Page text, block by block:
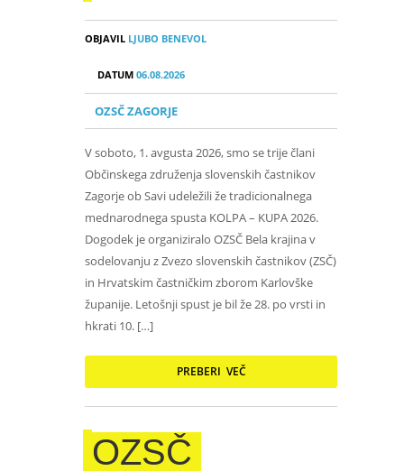
OBJAVIL LJUBO BENEVOL
DATUM 06.08.2026
OZSČ ZAGORJE
V soboto, 1. avgusta 2026, smo se trije člani
Občinskega združenja slovenskih častnikov
Zagorje ob Savi udeležili že tradicionalnega
mednarodnega spusta KOLPA – KUPA 2026.
Dogodek je organiziralo OZSČ Bela krajina v
sodelovanju z Zvezo slovenskih častnikov (ZSČ)
in Hrvatskim častničkim zborom Karlovške
županije. Letošnji spust je bil že 28. po vrsti in
hkrati 10. […]
PREBERI VEČ
OZSČ